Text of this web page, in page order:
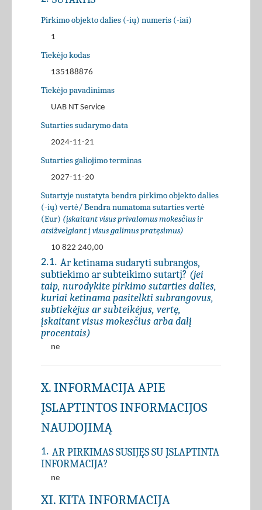
Pirkimo objekto dalies (-ių) numeris (-iai)
1
Tiekėjo kodas
135188876
Tiekėjo pavadinimas
UAB NT Service
Sutarties sudarymo data
2024-11-21
Sutarties galiojimo terminas
2027-11-20
Sutartyje nustatyta bendra pirkimo objekto dalies
(-ių) vertė/ Bendra numatoma sutarties vertė
(Eur) (įskaitant visus privalomus mokesčius ir
atsižvelgiant į visus galimus pratęsimus)
10 822 240,00
2.1. Ar ketinama sudaryti subrangos,
subtiekimo ar subteikimo sutartį? (jei
taip, nurodykite pirkimo sutarties dalies,
kuriai ketinama pasitelkti subrangovus,
subtiekėjus ar subteikėjus, vertę,
įskaitant visus mokesčius arba dalį
procentais)
ne
X. INFORMACIJA APIE
ĮSLAPTINTOS INFORMACIJOS
NAUDOJIMĄ
1. AR PIRKIMAS SUSIJĘS SU ĮSLAPTINTA
INFORMACIJA?
ne
XI. KITA INFORMACIJA